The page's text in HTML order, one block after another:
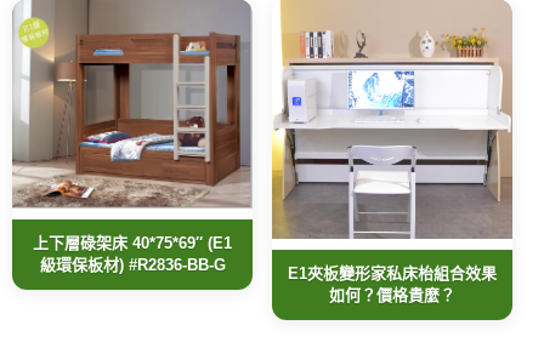
上下層碌架床 40*75*69″ (E1
級環保板材) #R2836-BB-G
E1夾板變形家私床枱組合效果
如何？價格貴麼？